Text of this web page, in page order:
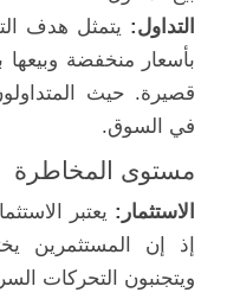
التداول: يتمثل هدف
بأسعار منخفضة وبيعها
قصيرة. حيث
في السوق.
مستوى المخاطرة
الاستثمار: يعتبر
إذ إن المستثمرين
ويتجنبون التحركات